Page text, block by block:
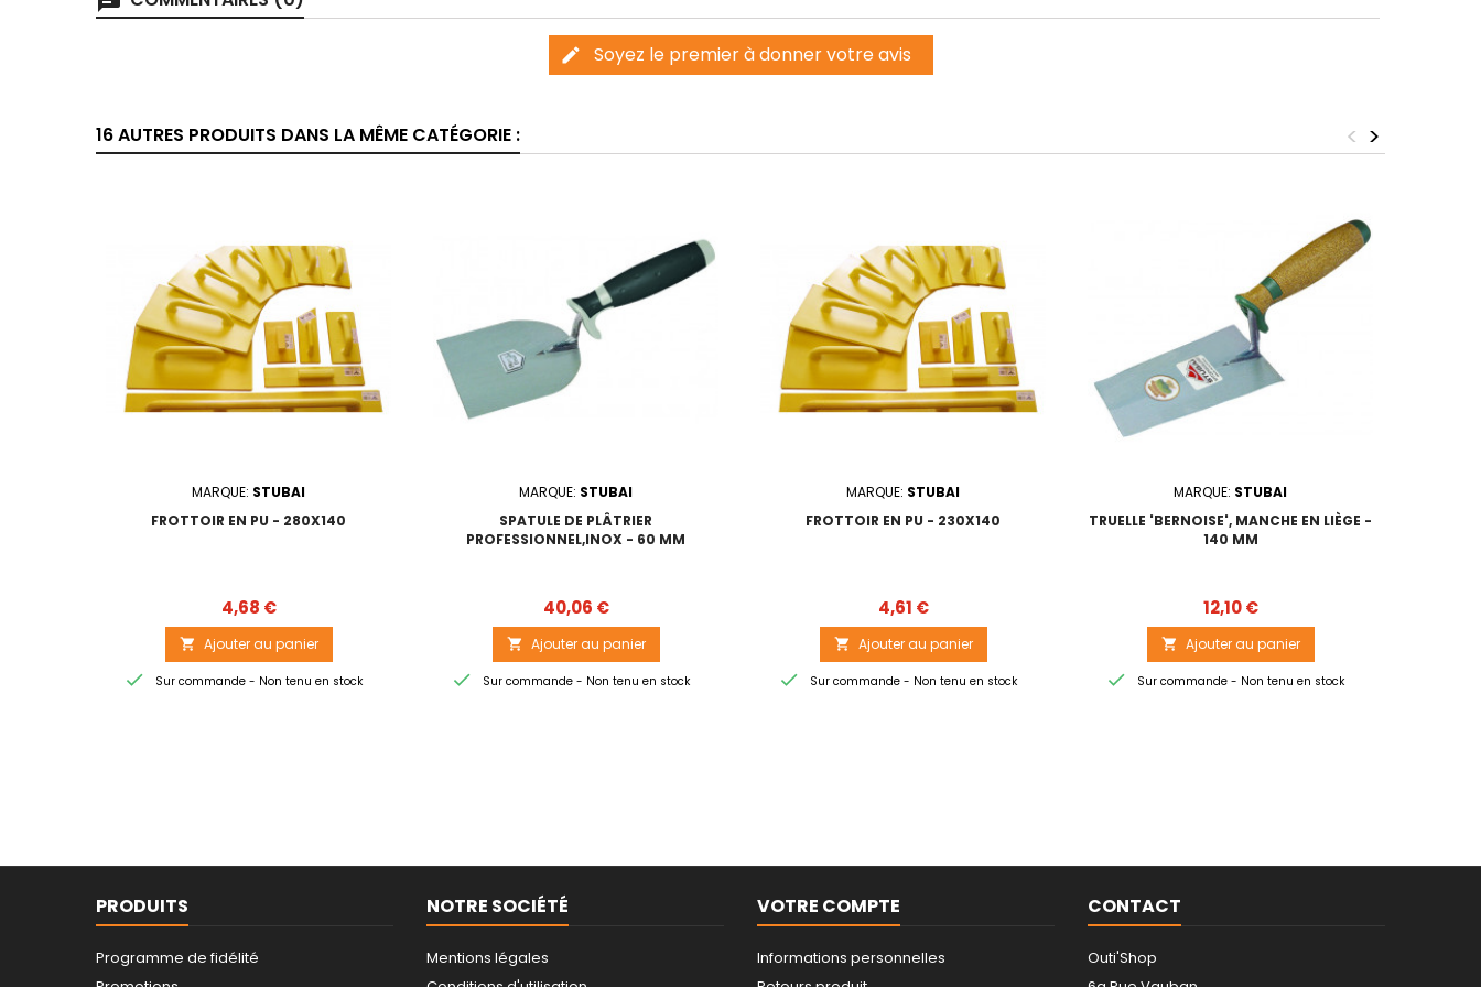
edit Soyez le premier à donner votre avis
16 AUTRES PRODUITS DANS LA MÊME CATÉGORIE : >
<
MARQUE: STUBAI
FROTTOIR EN PU - 280X140
Prix
4,68 €
 Ajouter au panier
 Sur commande - Non tenu en stock
MARQUE: STUBAI
SPATULE DE PLÂTRIER
PROFESSIONNEL,INOX - 60 MM
Prix
40,06 €
 Ajouter au panier
 Sur commande - Non tenu en stock
MARQUE: STUBAI
FROTTOIR EN PU - 230X140
Prix
4,61 €
 Ajouter au panier
 Sur commande - Non tenu en stock
MARQUE: STUBAI
TRUELLE 'BERNOISE', MANCHE EN LIÈGE -
140 MM
Prix
12,10 €
 Ajouter au panier
 Sur commande - Non tenu en stock
PRODUITS
Programme de fidélité
NOTRE SOCIÉTÉ
Mentions légales
VOTRE COMPTE
Informations personnelles
CONTACT
Outi'Shop